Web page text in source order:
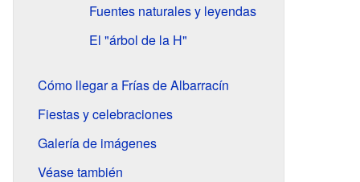
Fuentes naturales y leyendas
El "árbol de la H"
Cómo llegar a Frías de Albarracín
Fiestas y celebraciones
Galería de imágenes
Véase también